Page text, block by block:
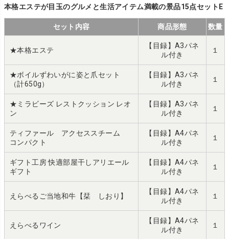
本格エステが目玉のグルメと生活アイテム満載の景品15点セットE
セット内容 商品形態 数量
★本格エステ
【目録】A3パネ
ル付き
１
★ボイルずわいがに姿と爪セット
（計650g）
【目録】A3パネ
ル付き
１
★ミラビーズ レストクッション レオ
ン
【目録】A3パネ
ル付き
１
ティファール アクセススチーム
コンパクト
【目録】A4パネ
ル付き
１
ギフト工房 快適部屋干しアリエール
ギフト
【目録】A4パネ
ル付き
１
えらべるご当地和牛【栞 しおり】
【目録】A4パネ
ル付き
１
えらべるワイン
【目録】A4パネ
ル付き
１